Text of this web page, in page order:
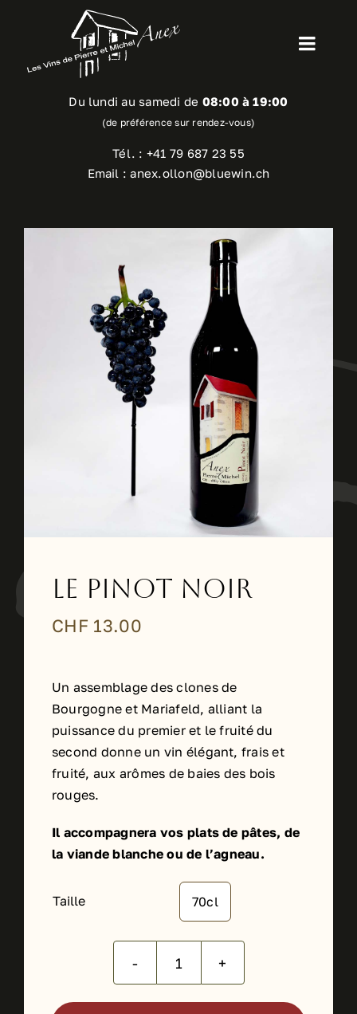
Activités Oenotouristiques et locations
Du lundi au samedi de 08:00 à 19:00
(de préférence sur rendez-vous)
Tél. : +41 79 687 23 55
Email : anex.ollon@bluewin.ch
Le Pinot Noir
CHF 13.00
Un assemblage des clones de
Bourgogne et Mariafeld, alliant la
puissance du premier et le fruité du
second donne un vin élégant, frais et
fruité, aux arômes de baies des bois
rouges.
Il accompagnera vos plats de pâtes, de
la viande blanche ou de l’agneau.
Taille 70cl
quantité